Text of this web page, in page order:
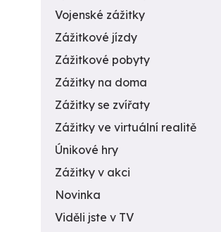
Vojenské zážitky
Zážitkové jízdy
Zážitkové pobyty
Zážitky na doma
Zážitky se zvířaty
Zážitky ve virtuální realitě
Únikové hry
Zážitky v akci
Novinka
Viděli jste v TV